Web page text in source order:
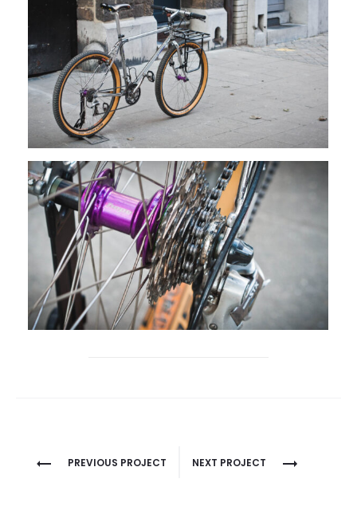
ProjectPREVIOUS PROJECT NEXT PROJECT